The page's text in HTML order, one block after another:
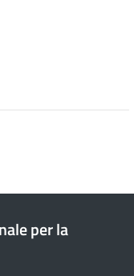
per la